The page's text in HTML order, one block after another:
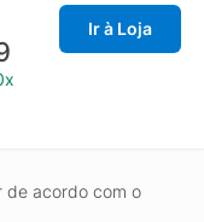
Ir à Loja
de acordo com o